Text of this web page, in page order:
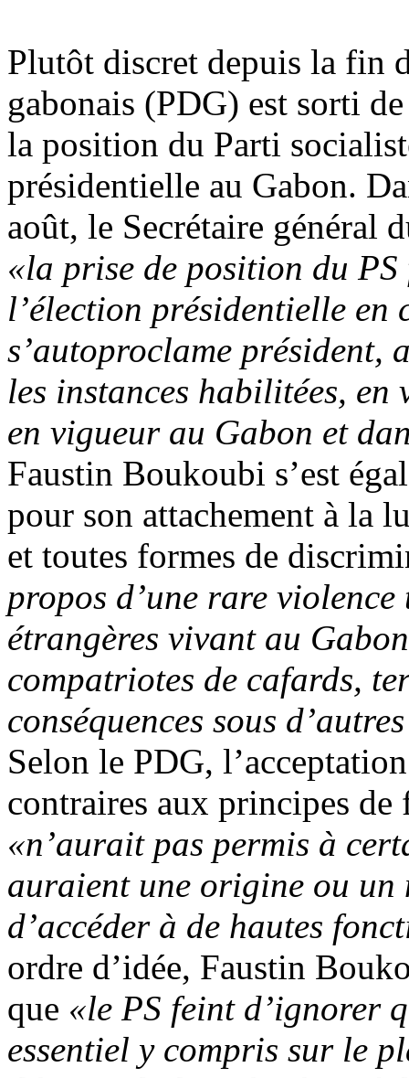
Plutôt discret depuis la fin
gabonais (PDG) est sorti
la position du Parti
présidentielle au Gabon.
août, le Secrétaire général
«la prise de position du
l’élection présidentielle
s’autoproclame président,
les instances habilitées,
en vigueur au Gabon et
Faustin Boukoubi s’est
pour son attachement à la
et toutes formes de
propos d’une rare
étrangères vivant au
compatriotes de cafards,
conséquences sous
Selon le PDG,
contraires aux principes
«n’aurait pas permis à
auraient une origine ou un
d’accéder à de hautes
ordre d’idée, Faustin
que «le PS feint d’ignorer
essentiel y compris sur le